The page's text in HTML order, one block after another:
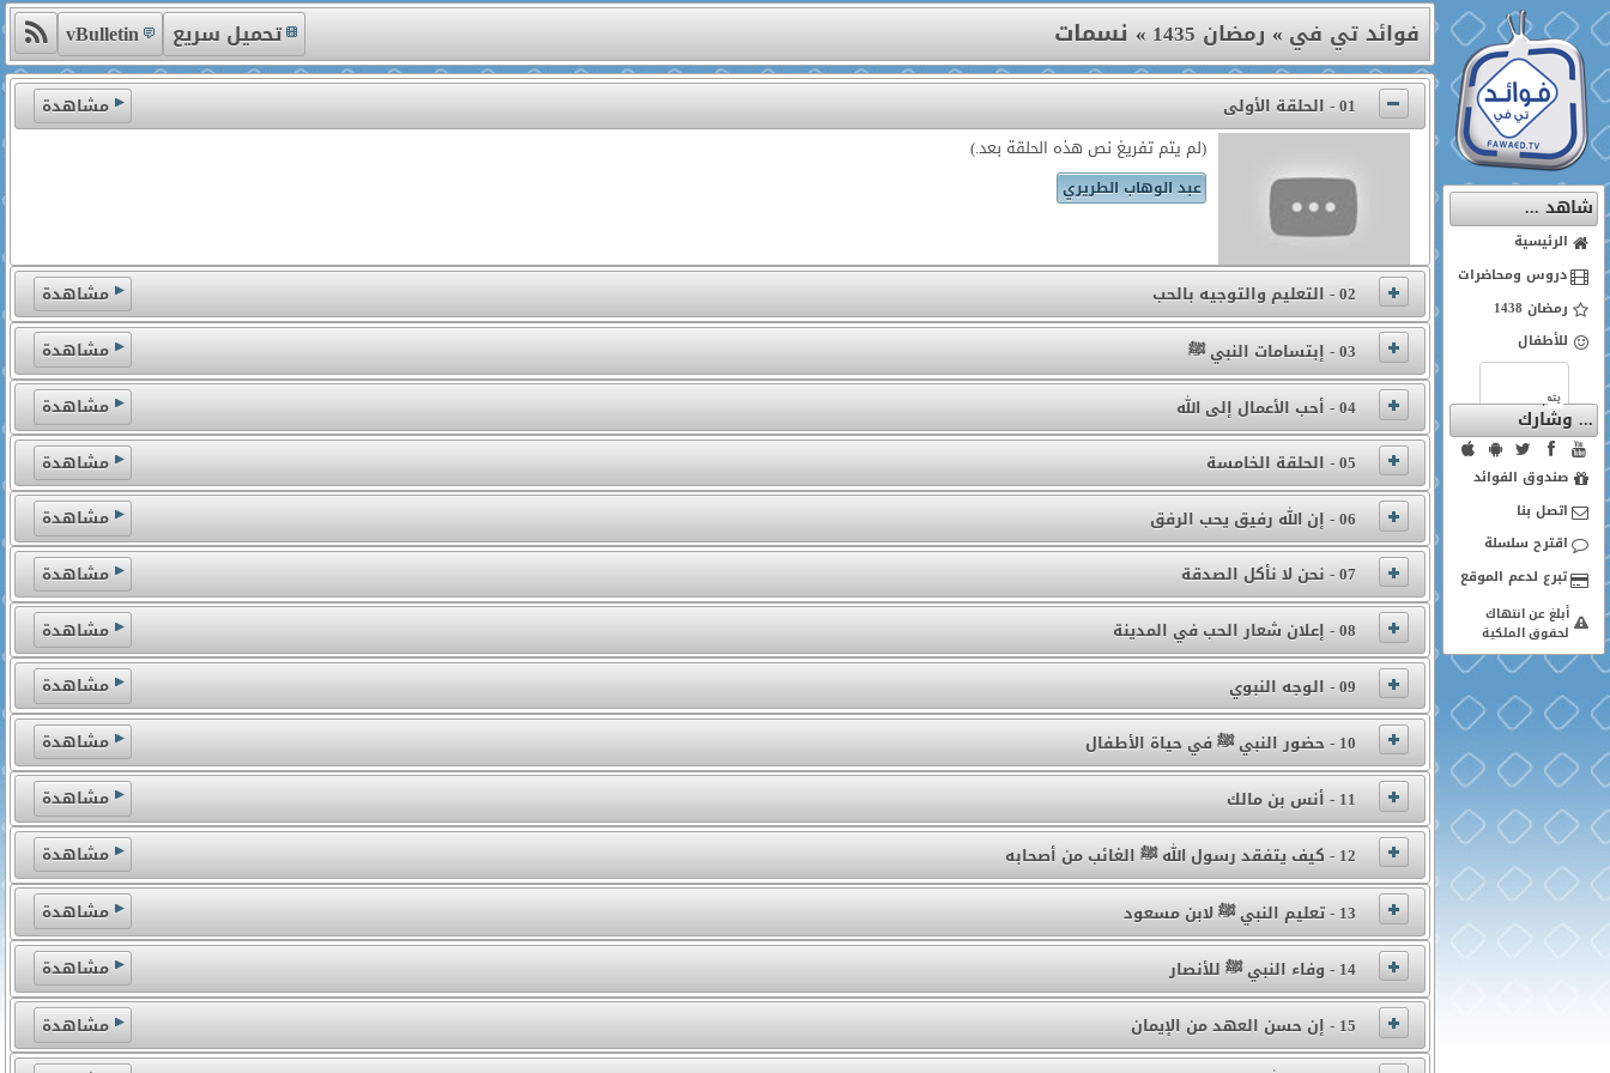
شاهد ...
الرئيسية
دروس ومحاضرات
رمضان 1438
للأطفال
... وشارك
صندوق الفوائد
اتصل بنا
اقترح سلسلة
أبلغ عن انتهاك
لحقوق الملكية
فوائد تي في » رمضان 1435 »نسمات تحميل سريع vBulletin
01 - الحلقة الأولى
مشاهدة
(لم يتم تفريغ نص هذه الحلقة بعد.)
عبد الوهاب الطريري
02 - التعليم والتوجيه بالحب
مشاهدة
03 - إبتسامات النبي ﷺ
مشاهدة
04 - أحب الأعمال إلى الله
مشاهدة
05 - الحلقة الخامسة
مشاهدة
06 - إن الله رفيق يحب الرفق
مشاهدة
07 - نحن لا نأكل الصدقة
مشاهدة
08 - إعلان شعار الحب في المدينة
مشاهدة
09 - الوجه النبوي
مشاهدة
10 - حضور النبي ﷺ في حياة الأطفال
مشاهدة
11 - أنس بن مالك
مشاهدة
12 - كيف يتفقد رسول الله ﷺ الغائب من أصحابه
مشاهدة
13 - تعليم النبي ﷺ لابن مسعود
مشاهدة
14 - وفاء النبي ﷺ للأنصار
مشاهدة
15 - إن حسن العهد من الإيمان
مشاهدة